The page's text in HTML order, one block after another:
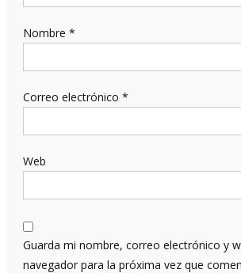
Nombre *
Correo electrónico *
Web
Guarda mi nombre, correo electrónico y
navegador para la próxima vez que